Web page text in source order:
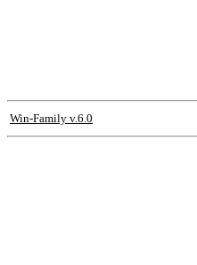
Win-Family v.6.0